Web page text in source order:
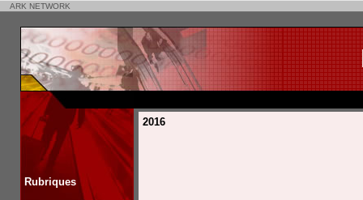
ARK NETWORK
Rubriques
2016